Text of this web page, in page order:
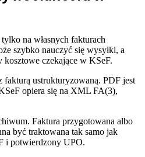
na własnych fakturach
szybko nauczyć się wysyłki, a
kosztowe czekające w KSeF.
fakturą ustrukturyzowaną. PDF jest
opiera się na XML FA(3),
Faktura przygotowana albo
być traktowana tak samo jak
i potwierdzony UPO.